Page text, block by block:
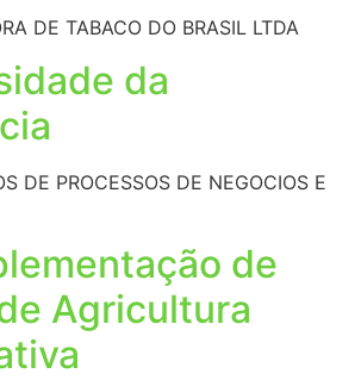
DE TABACO DO BRASIL LTDA
da
DE PROCESSOS DE NEGOCIOS E
de
Agricultura